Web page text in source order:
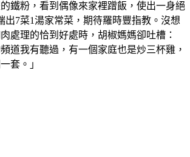
鐵粉，看到偶像來家裡蹭飯，使出一身絕
出7菜1湯家常菜，期待羅時豐指教。沒想
處理的恰到好處時，胡椒媽媽卻吐槽：
道我有聽過，有一個家庭也是炒三杯雞，
套。」